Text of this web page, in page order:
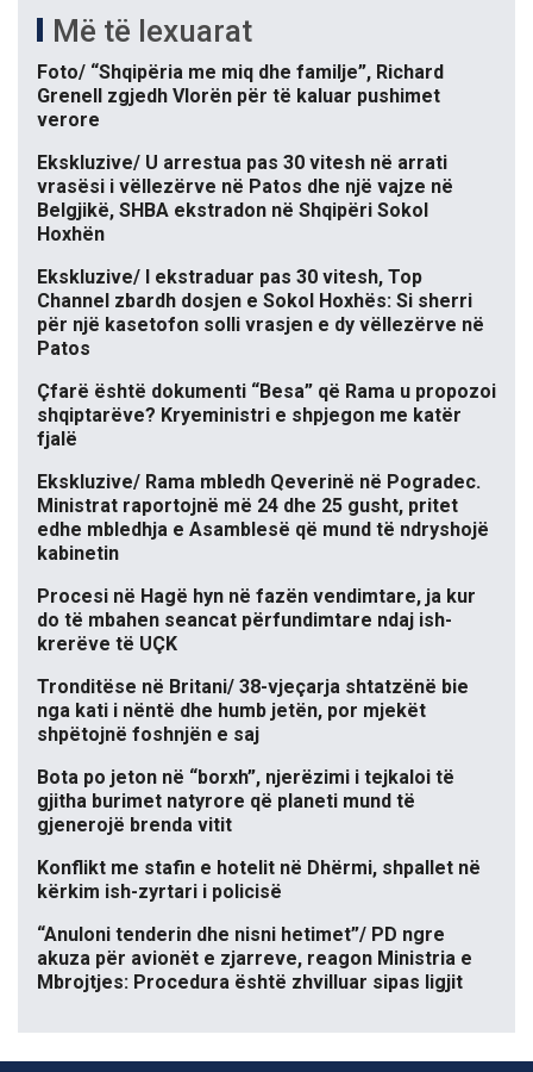
Më të lexuarat
Foto/ “Shqipëria me miq dhe familje”, Richard
Grenell zgjedh Vlorën për të kaluar pushimet
verore
Ekskluzive/ U arrestua pas 30 vitesh në arrati
vrasësi i vëllezërve në Patos dhe një vajze në
Belgjikë, SHBA ekstradon në Shqipëri Sokol
Hoxhën
Ekskluzive/ I ekstraduar pas 30 vitesh, Top
Channel zbardh dosjen e Sokol Hoxhës: Si sherri
për një kasetofon solli vrasjen e dy vëllezërve në
Patos
Çfarë është dokumenti “Besa” që Rama u propozoi
shqiptarëve? Kryeministri e shpjegon me katër
fjalë
Ekskluzive/ Rama mbledh Qeverinë në Pogradec.
Ministrat raportojnë më 24 dhe 25 gusht, pritet
edhe mbledhja e Asamblesë që mund të ndryshojë
kabinetin
Procesi në Hagë hyn në fazën vendimtare, ja kur
do të mbahen seancat përfundimtare ndaj ish-
krerëve të UÇK
Tronditëse në Britani/ 38-vjeçarja shtatzënë bie
nga kati i nëntë dhe humb jetën, por mjekët
shpëtojnë foshnjën e saj
Bota po jeton në “borxh”, njerëzimi i tejkaloi të
gjitha burimet natyrore që planeti mund të
gjenerojë brenda vitit
Konflikt me stafin e hotelit në Dhërmi, shpallet në
kërkim ish-zyrtari i policisë
“Anuloni tenderin dhe nisni hetimet”/ PD ngre
akuza për avionët e zjarreve, reagon Ministria e
Mbrojtjes: Procedura është zhvilluar sipas ligjit